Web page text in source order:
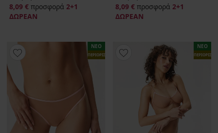
8,09 € προσφορά 2+1
ΔΩΡΕΑΝ
8,09 € προσφορά 2+1
ΔΩΡΕΑΝ
ΝΕΟ
ΠΕΡΙΟΡΙΣΜΕΝΑ
ΝΕΟ